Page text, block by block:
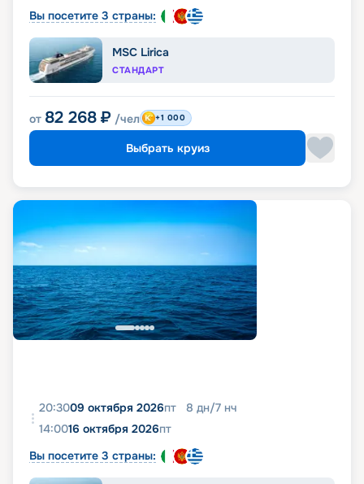
Вы посетите 3 страны:
MSC Lirica
СТАНДАРТ
от 82 268 ₽ /чел +1 000
Выбрать круиз
20:3009 октября 2026пт 8 дн/7 нч
14:0016 октября 2026пт
Вы посетите 3 страны: